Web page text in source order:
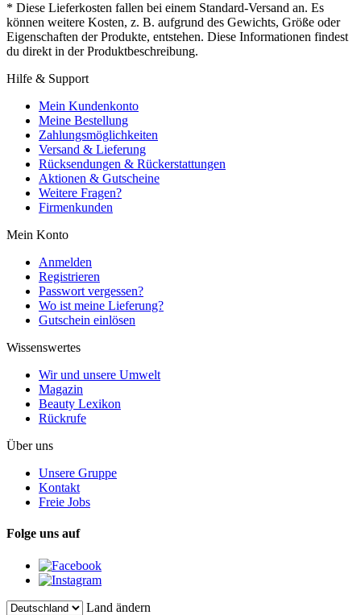
* Diese Lieferkosten fallen bei einem Standard-Versand an. Es
können weitere Kosten, z. B. aufgrund des Gewichts, Größe oder
Eigenschaften der Produkte, entstehen. Diese Informationen findest
du direkt in der Produktbeschreibung.
Hilfe & Support
Mein Kundenkonto
Meine Bestellung
Zahlungsmöglichkeiten
Versand & Lieferung
Rücksendungen & Rückerstattungen
Aktionen & Gutscheine
Weitere Fragen?
Firmenkunden
Mein Konto
Anmelden
Registrieren
Passwort vergessen?
Wo ist meine Lieferung?
Gutschein einlösen
Wissenswertes
Wir und unsere Umwelt
Magazin
Beauty Lexikon
Rückrufe
Über uns
Unsere Gruppe
Kontakt
Freie Jobs
Folge uns auf
Land ändern